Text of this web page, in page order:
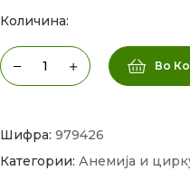
Количина:
Во
Шифра: 979426
Категории: Анемија и